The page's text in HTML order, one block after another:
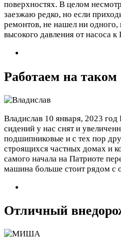
поверхностях. В целом
заезжаю редко, но если
ремонтов, не нашел ни одного,
высокого давления от насоса
Работаем на таком
Владислав 10 января, 2023 год
сидений у нас снят и
подшипниковые и с тех пор
строящихся частных домах и
самого начала на Патриоте
машина больше стоит рядом с
Отличный